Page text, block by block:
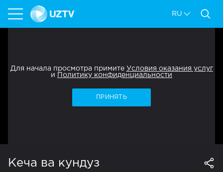
RU
Для начала просмотра примите Условия оказания услуг
и
Политику конфиденциальности
ПРИНЯТЬ
Кеча ва кундуз